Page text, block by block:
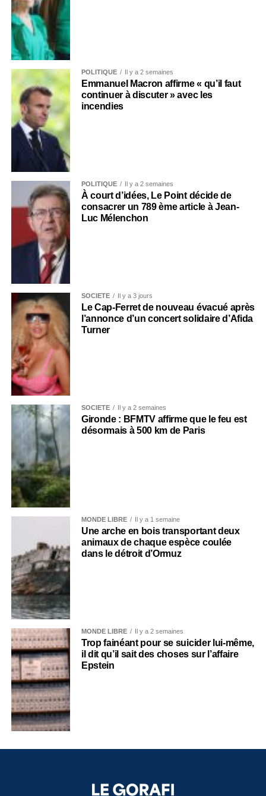
POLITIQUE Il y a 2 semaines
Emmanuel Macron affirme « qu’il faut
continuer à discuter » avec les
incendies
POLITIQUE Il y a 2 semaines
À court d’idées, Le Point décide de
consacrer un 789 ème article à Jean-
Luc Mélenchon
SOCIÉTÉ Il y a 3 jours
Le Cap-Ferret de nouveau évacué après
l’annonce d’un concert solidaire d’Afida
Turner
SOCIÉTÉ Il y a 2 semaines
Gironde : BFMTV affirme que le feu est
désormais à 500 km de Paris
MONDE LIBRE Il y a 1 semaine
Une arche en bois transportant deux
animaux de chaque espèce coulée
dans le détroit d’Ormuz
MONDE LIBRE Il y a 2 semaines
Trop fainéant pour se suicider lui-même,
il dit qu’il sait des choses sur l’affaire
Epstein